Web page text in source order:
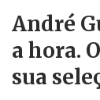
André
a hora.
sua